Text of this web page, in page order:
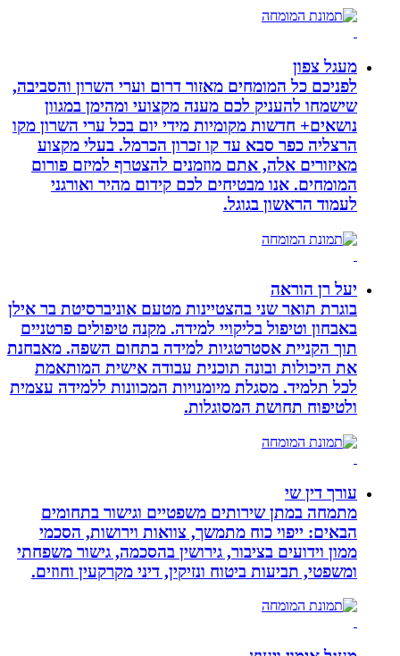
מעגל צפון
לפניכם כל המומחים מאזור דרום וערי השרון והסביבה,
שישמחו להעניק לכם מענה מקצועי ומהימן במגוון
נושאים+ חדשות מקומיות מידי יום בכל ערי השרון מקו
הרצליה כפר סבא עד קו זכרון הכרמל. בעלי מקצוע
מאיזורים אלה, אתם מוזמנים להצטרף למיזם פורום
המומחים. אנו מבטיחים לכם קידום מהיר ואורגני
לעמוד הראשון בגוגל.
יעל רן הוראה
בוגרת תואר שני בהצטיינות מטעם אוניברסיטת בר אילן
באבחון וטיפול בליקויי למידה. מקנה טיפולים פרטניים
תוך הקניית אסטרטגיות למידה בתחום השפה. מאבחנת
את היכולות ובונה תוכנית עבודה אישית המותאמת
לכל תלמיד. מסגלת מיומנויות המכוונות ללמידה עצמית
ולטיפוח תחושת המסוגלות.
עורך דין שי
מתמחה במתן שירותים משפטיים וגישור בתחומים
הבאים: ייפוי כוח מתמשך, צוואות וירושות, הסכמי
ממון וידועים בציבור, גירושין בהסכמה, גישור משפחתי
ומשפטי, תביעות ביטוח ונזיקין, דיני מקרקעין וחוזים.